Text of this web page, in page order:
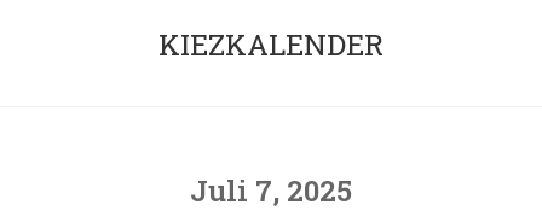
KIEZKALENDER
Juli 7, 2025